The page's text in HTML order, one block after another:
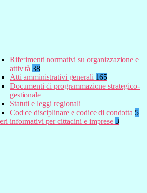
Riferimenti normativi su organizzazione e
attività 38
Atti amministrativi generali 165
Documenti di programmazione strategico-
gestionale
Statuti e leggi regionali
Codice disciplinare e codice di condotta 5
informativi per cittadini e imprese 3